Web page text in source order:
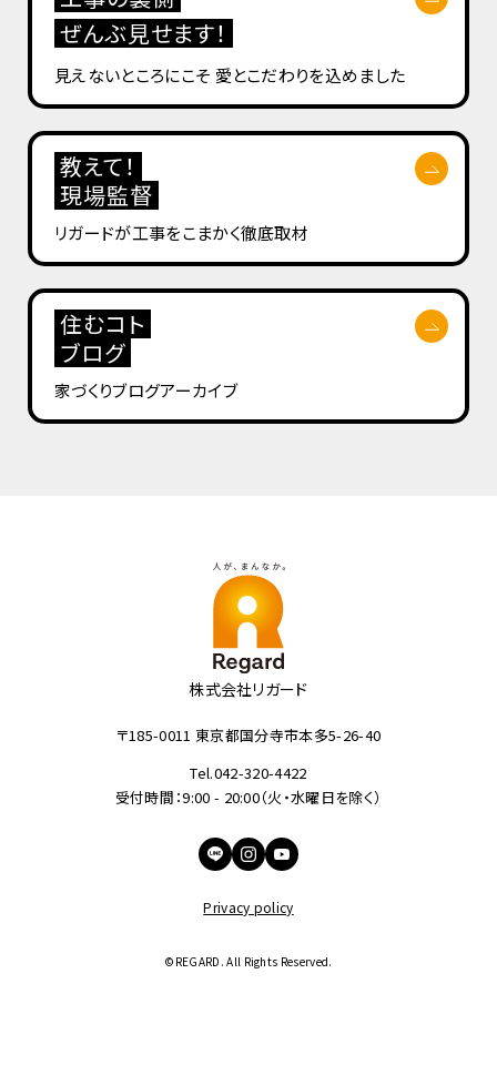
ぜんぶ見せます！
見えないところにこそ 愛とこだわりを込めました
教えて！
現場監督
リガードが工事をこまかく徹底取材
住むコト
ブログ
家づくりブログアーカイブ
株式会社リガード
〒185-0011 東京都国分寺市本多5-26-40
Tel.042-320-4422
受付時間：9:00 - 20:00（火・水曜日を除く）
Privacy policy
©︎REGARD. All Rights Reserved.